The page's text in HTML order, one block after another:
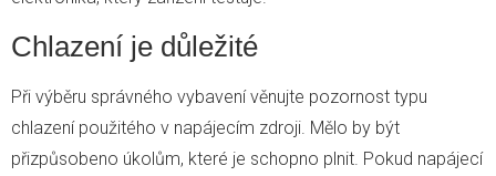
Chlazení je důležité
Při výběru správného vybavení věnujte pozornost typu
chlazení použitého v napájecím zdroji. Mělo by být
přizpůsobeno úkolům, které je schopno plnit. Pokud napájecí